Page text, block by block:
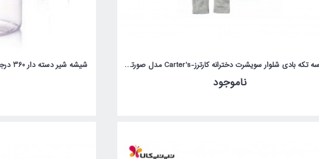
ست سه تکه بادی شلوار سویشرت دخترانه کارترز-Carter's مدل صورتی کفشدوزک
ناموجود
شیشه شیر دسته دار 360 درجه 170 میل سیل باتل بی بی سیل babisil